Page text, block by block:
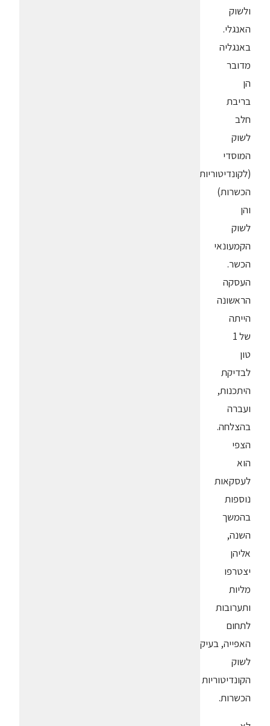
ולשוק
האנגלי.
באנגליה
מדובר
הן
בריבת
חלב
לשוק
המוסדי
(לקונדיטוריות
הכשרות)
והן
לשוק
הקמעונאי
הכשר.
העסקה
הראשונה
הייתה
של 1
טון
לבדיקת
היתכנות,
ועברה
בהצלחה.
הצפי
הוא
לעסקאות
נוספות
בהמשך
השנה,
אליהן
יצטרפו
מליות
ותערובות
לתחום
האפייה, בעיקר
לשוק
הקונדיטוריות
הכשרות.